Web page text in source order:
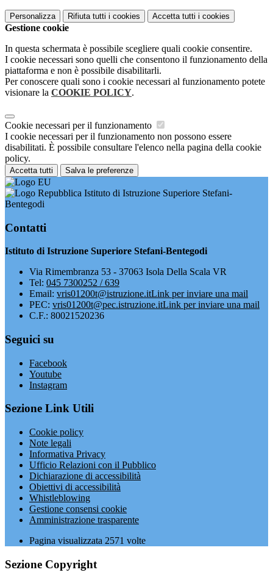
Personalizza Rifiuta tutti i cookies Accetta tutti i cookies
Gestione cookie
In questa schermata è possibile scegliere quali cookie consentire.
I cookie necessari sono quelli che consentono il funzionamento della
piattaforma e non è possibile disabilitarli.
Per conoscere quali sono i cookie necessari al funzionamento potete
visionare la COOKIE POLICY.
Cookie necessari per il funzionamento
I cookie necessari per il funzionamento non possono essere
disabilitati. È possibile consultare l'elenco nella pagina della cookie
policy.
Accetta tutti Salva le preferenze
Istituto di Istruzione Superiore Stefani-
Bentegodi
Contatti
Istituto di Istruzione Superiore Stefani-Bentegodi
Via Rimembranza 53 - 37063 Isola Della Scala VR
Tel: 045 7300252 / 639
Email: vris01200t@istruzione.itLink per inviare una mail
PEC: vris01200t@pec.istruzione.itLink per inviare una mail
C.F.: 80021520236
Seguici su
Facebook
Youtube
Instagram
Sezione Link Utili
Cookie policy
Note legali
Informativa Privacy
Ufficio Relazioni con il Pubblico
Dichiarazione di accessibilità
Obiettivi di accessibilità
Whistleblowing
Gestione consensi cookie
Amministrazione trasparente
Pagina visualizzata 2571 volte
Sezione Copyright